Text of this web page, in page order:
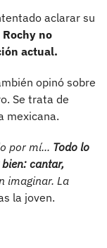
aclarar su
no
actual.
opinó sobre
Se trata de
mexicana.
por mí... Todo lo
cantar,
imaginar. La
la joven.